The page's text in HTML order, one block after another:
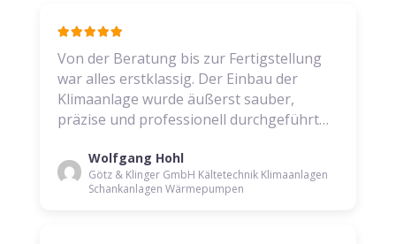
Von der Beratung bis zur Fertigstellung
war alles erstklassig. Der Einbau der
Klimaanlage wurde äußerst sauber,
präzise und professionell durchgeführt…
Wolfgang Hohl
Götz & Klinger GmbH Kältetechnik Klimaanlagen
Schankanlagen Wärmepumpen